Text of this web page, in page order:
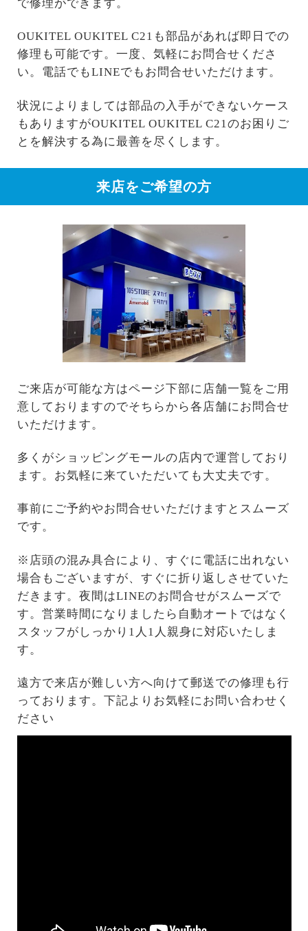
で修理ができます。
OUKITEL OUKITEL C21も部品があれば即日での
修理も可能です。一度、気軽にお問合せくださ
い。電話でもLINEでもお問合せいただけます。
状況によりましては部品の入手ができないケース
もありますがOUKITEL OUKITEL C21のお困りご
とを解決する為に最善を尽くします。
来店をご希望の方
ご来店が可能な方はページ下部に店舗一覧をご用
意しておりますのでそちらから各店舗にお問合せ
いただけます。
多くがショッピングモールの店内で運営しており
ます。お気軽に来ていただいても大丈夫です。
事前にご予約やお問合せいただけますとスムーズ
です。
※店頭の混み具合により、すぐに電話に出れない
場合もございますが、すぐに折り返しさせていた
だきます。夜間はLINEのお問合せがスムーズで
す。営業時間になりましたら自動オートではなく
スタッフがしっかり1人1人親身に対応いたしま
す。
遠方で来店が難しい方へ向けて郵送での修理も行
っております。下記よりお気軽にお問い合わせく
ださい